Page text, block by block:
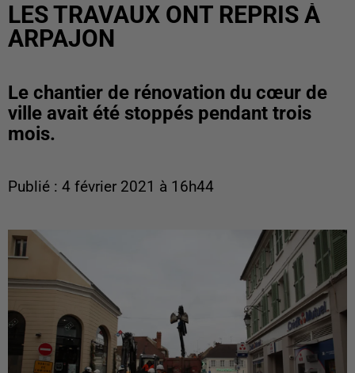
LES TRAVAUX ONT REPRIS À
ARPAJON
Le chantier de rénovation du cœur de
ville avait été stoppés pendant trois
mois.
Publié : 4 février 2021 à 16h44